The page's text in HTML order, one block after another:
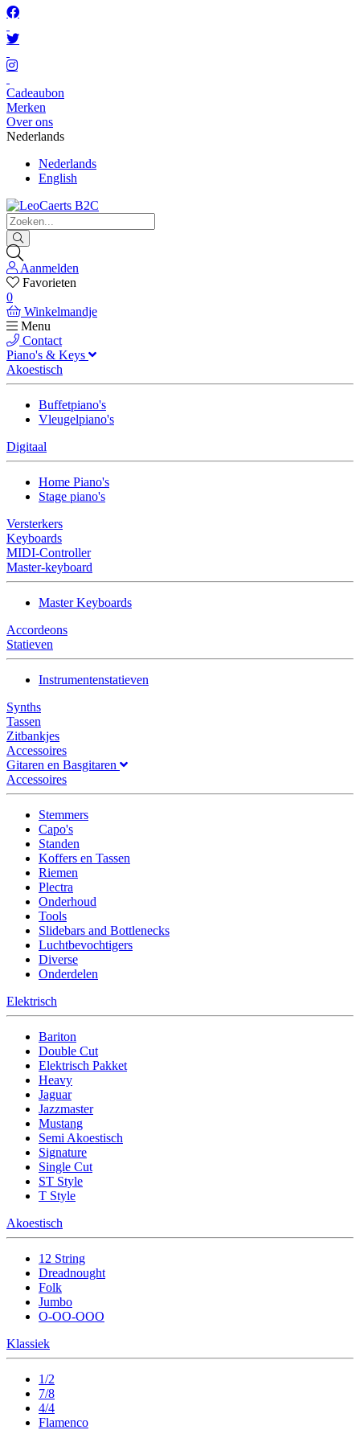
Cadeaubon
Merken
Over ons
Nederlands
Nederlands
English
Aanmelden
Favorieten
0
Winkelmandje
Menu
Contact
Piano's & Keys
Akoestisch
Buffetpiano's
Vleugelpiano's
Digitaal
Home Piano's
Stage piano's
Versterkers
Keyboards
MIDI-Controller
Master-keyboard
Master Keyboards
Accordeons
Statieven
Instrumentenstatieven
Synths
Tassen
Zitbankjes
Accessoires
Gitaren en Basgitaren
Accessoires
Stemmers
Capo's
Standen
Koffers en Tassen
Riemen
Plectra
Onderhoud
Tools
Slidebars and Bottlenecks
Luchtbevochtigers
Diverse
Onderdelen
Elektrisch
Bariton
Double Cut
Elektrisch Pakket
Heavy
Jaguar
Jazzmaster
Mustang
Semi Akoestisch
Signature
Single Cut
ST Style
T Style
Akoestisch
12 String
Dreadnought
Folk
Jumbo
O-OO-OOO
Klassiek
1/2
7/8
4/4
Flamenco